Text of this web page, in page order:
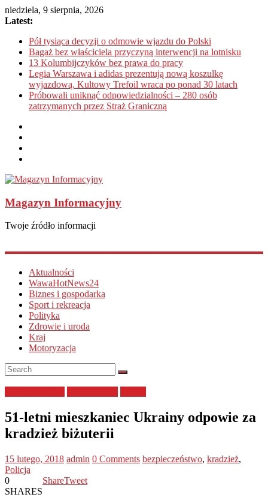
niedziela, 9 sierpnia, 2026
Latest:
Pół tysiąca decyzji o odmowie wjazdu do Polski
Bagaż bez właściciela przyczyną interwencji na lotnisku
13 Kolumbijczyków bez prawa do pracy
Legia Warszawa i adidas prezentują nową koszulkę
wyjazdową. Kultowy Trefoil wraca po ponad 30 latach
Próbowali uniknąć odpowiedzialności – 280 osób
zatrzymanych przez Straż Graniczną
Magazyn Informacyjny
Twoje źródło informacji
Aktualności
WawaHotNews24
Biznes i gospodarka
Sport i rekreacja
Polityka
Zdrowie i uroda
Kraj
Motoryzacja
51-letni mieszkaniec Ukrainy odpowie za
kradzież biżuterii
15 lutego, 2018 admin 0 Comments bezpieczeństwo, kradzież,
Policja
0
SHARES
ShareTweet